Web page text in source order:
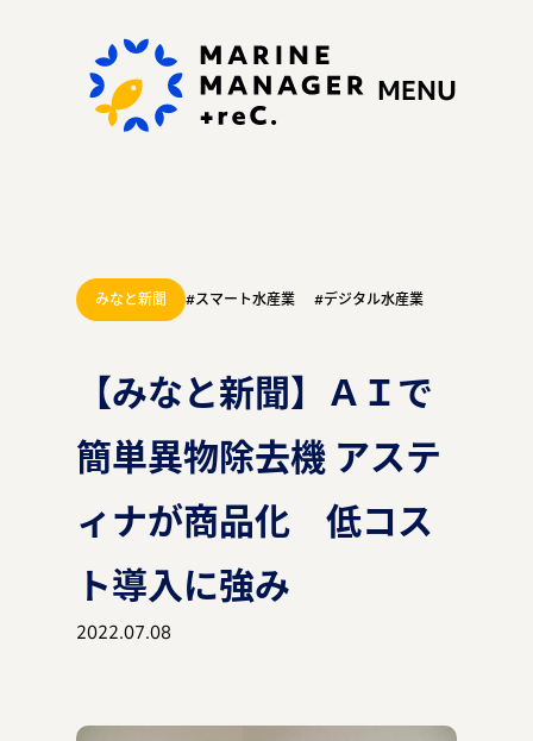
MENU
私たちの思い
ぷらすれっくにできる
こと
マガジン
みなと新聞 #スマート水産業 #デジタル水産業
【みなと新聞】ＡＩで
簡単異物除去機 アステ
ィナが商品化 低コス
ト導入に強み
2022.07.08